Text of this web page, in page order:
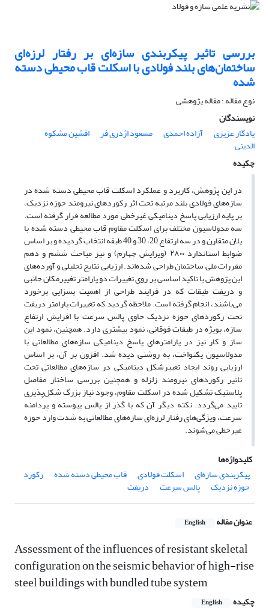
بررسی تاثیر پیکربندی سازه‌ای بر رفتار لرزه‌ای
ساختمان‌های بلند فولادی با اسکلت قاب محیطی دسته
شده
نوع مقاله : مقاله پژوهشی
نویسندگان
یادگار عزیزی
آزاده احمدی مسعود اژدری فر افشین مشکوه
الدینی
چکیده
در این پژوهش، کاربرد و عملکرد اسکلت قاب محیطی دسته شده در
سازه‌های فولادی بلند مرتبه تحت اثر رکوردهای نیرومند حوزه نزدیک،
بر پایه ارزیابی پاسخ دینامیکی غیرخطی مورد مطالعه قرار گرفته است.
سه مدولاسیون مختلف برای اسکلت مقاوم قاب محیطی دسته شده با
پلان متقارن و در سه ارتفاع 20، 30 و 40 طبقه انتخاب گردیده و بر اساس
ضوابط استاندارد۲۸۰۰ ( ویرایش چهارم) و نیز مباحث ششم و دهم
مقررات ملی ساختمان طراحی شده‌اند. ارزیابی نتایج تحلیلی و آورده‌های
این پژوهش با تاکید اساسی بر روی تغییرات دو پارامتر تغییرمکان جانبی
و دریفت طبقات که در فرایند طراحی از اهمیت بسزایی برخورد
می‌باشند، انجام گرفته است. ملاحظه گردید که تغییرات پارامتر دریفت
تحت رکوردهای حوزه نزدیک حاوی پالس سرعت با افزایش ارتفاع
سازه، بویژه در طبقات فوقانی، نمود بیشتری دارد. همچنین، نمود این
ساز و کار نیز در پارامترهای پاسخ دینامیکی سازه‌های مطالعاتی با
مدولاسیون یکنواخت، به روشنی دیده شد. افزون بر آن، بر اساس
ارزیابی روند ایجاد تغییرشکل دینامیکی در سازه‌های مطالعاتی تحت
تاثیر رکوردهای نیرومند زلزله و همچنین بررسی ساختار مفاصل
پلاستیک تشکیل شده در اسکلت مقاوم، وجود نیاز بزرگ شکل‌پذیری
تایید می‌گردد. نکته دیگر آن که با گذر از پالس پیوسته و پردامنه
سرعت، ویژگی‌های رفتار لرزه‌ای سازه‌های مطالعاتی به شدت وارد حوزه
غیرخطی می‌شوند.
کلیدواژه‌ها
پیکربندی سازه‌ای
اسکلت فولادی قاب محیطی دسته شده رکورد
حوزه نزدیک پالس سرعت دریفت
عنوان مقاله English
Assessment of the influences of resistant skeletal
configuration on the seismic behavior of high-rise
steel buildings with bundled tube system
چکیده English